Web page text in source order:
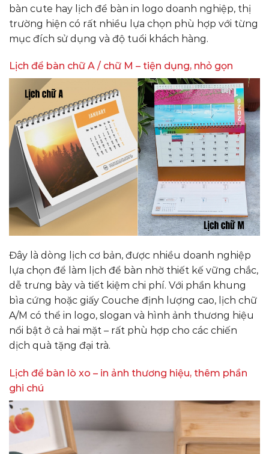
bàn cute hay lịch để bàn in logo doanh nghiệp, thị
trường hiện có rất nhiều lựa chọn phù hợp với từng
mục đích sử dụng và độ tuổi khách hàng.
Lịch để bàn chữ A / chữ M – tiện dụng, nhỏ gọn
Đây là dòng lịch cơ bản, được nhiều doanh nghiệp
lựa chọn để làm lịch để bàn nhờ thiết kế vững chắc,
dễ trưng bày và tiết kiệm chi phí. Với phần khung
bìa cứng hoặc giấy Couche định lượng cao, lịch chữ
A/M có thể in logo, slogan và hình ảnh thương hiệu
nổi bật ở cả hai mặt – rất phù hợp cho các chiến
dịch quà tặng đại trà.
Lịch để bàn lò xo – in ảnh thương hiệu, thêm phần
ghi chú